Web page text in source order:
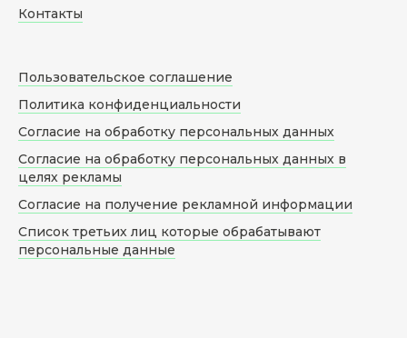
Контакты
Пользовательское соглашение
Политика конфиденциальности
Согласие на обработку персональных данных
Согласие на обработку персональных данных в
целях рекламы
Согласие на получение рекламной информации
Список третьих лиц которые обрабатывают
персональные данные